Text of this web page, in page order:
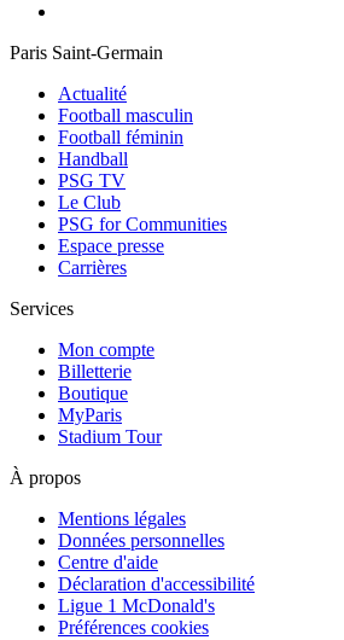
Paris Saint-Germain
Actualité
Football masculin
Football féminin
Handball
PSG TV
Le Club
PSG for Communities
Espace presse
Carrières
Services
Mon compte
Billetterie
Boutique
MyParis
Stadium Tour
À propos
Mentions légales
Données personnelles
Centre d'aide
Déclaration d'accessibilité
Ligue 1 McDonald's
Préférences cookies